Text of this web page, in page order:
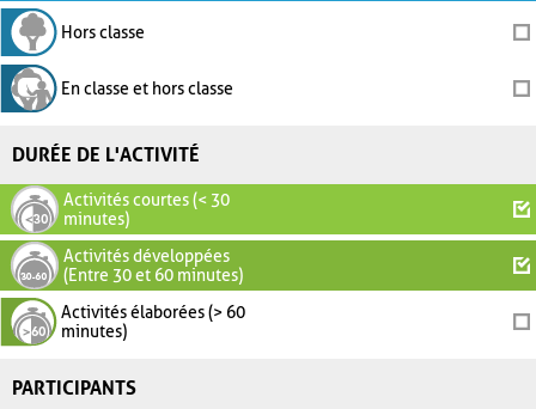
Hors classe
En classe et hors classe
DURÉE DE L'ACTIVITÉ
Activités courtes (< 30
minutes)
Activités développées
(Entre 30 et 60 minutes)
Activités élaborées (> 60
minutes)
PARTICIPANTS